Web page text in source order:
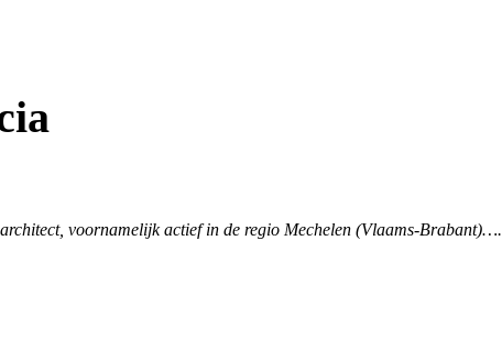
voornamelijk actief in de regio Mechelen (Vlaams-Brabant)….